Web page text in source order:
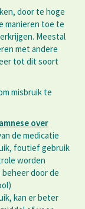
door te hoge
manieren toe te
Meestal
met andere
tot dit soort
misbruik te
over
de medicatie
foutief gebruik
worden
door de
kan er beter